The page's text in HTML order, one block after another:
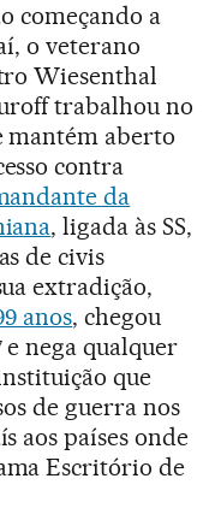
começando a
o veterano
Wiesenthal
trabalhou no
mantém aberto
contra
da
, ligada às SS,
de civis
extradição,
anos, chegou
e nega qualquer
que
de guerra nos
aos países onde
Escritório de